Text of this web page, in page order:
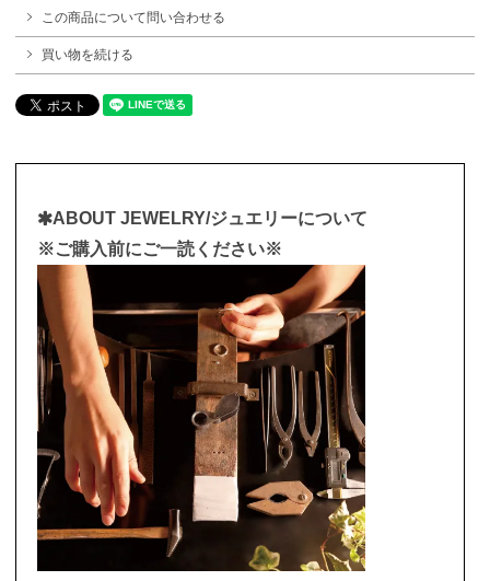
この商品について問い合わせる
買い物を続ける